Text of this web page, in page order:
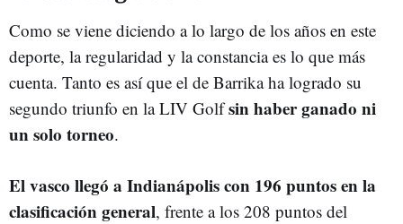
Como se viene diciendo a lo largo de los años en este
deporte, la regularidad y la constancia es lo que más
cuenta. Tanto es así que el de Barrika ha logrado su
segundo triunfo en la LIV Golfsin haber ganado ni
un solo torneo.
El vasco llegó a Indianápolis con 196 puntos en la
clasificación general, frente a los 208 puntos del